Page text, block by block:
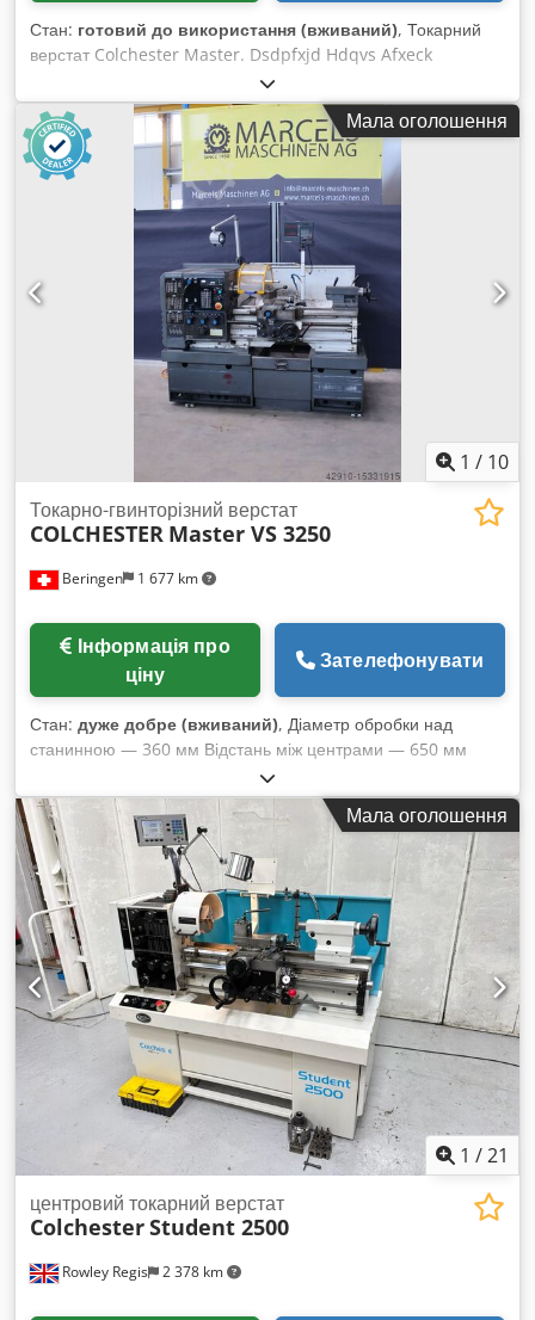
Стан: готовий до використання (вживаний), Токарний
верстат Colchester Master. Dsdpfxjd Hdqvs Afxeck
Мала оголошення
1 / 10
Beringen 1 677 km
Токарно-гвинторізний верстат
COLCHESTER Master VS 3250
ціну
Зателефонувати
Стан: дуже добре (вживаний), Діаметр обробки над
станинною — 360 мм Відстань між центрами — 650 мм
Частоти обертання шпинделя — 20–3250 об/хв
Різноманітне приладдя Dedperx Rwnsfx Afxsck MARCELS
MASCHINEN CH
Мала оголошення
1 /21
Rowley Regis 2 378 km
центровий токарний верстат
ColchesterStudent 2500